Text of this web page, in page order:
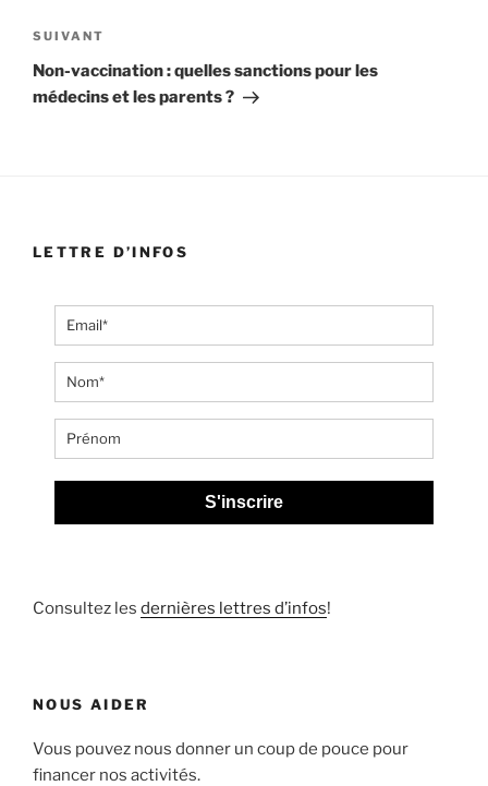
Article
suivant
SUIVANT
Non-vaccination : quelles sanctions pour les
médecins et les parents ?
LETTRE D’INFOS
S'inscrire
Consultez les dernières lettres d’infos!
NOUS AIDER
Vous pouvez nous donner un coup de pouce pour
financer nos activités.